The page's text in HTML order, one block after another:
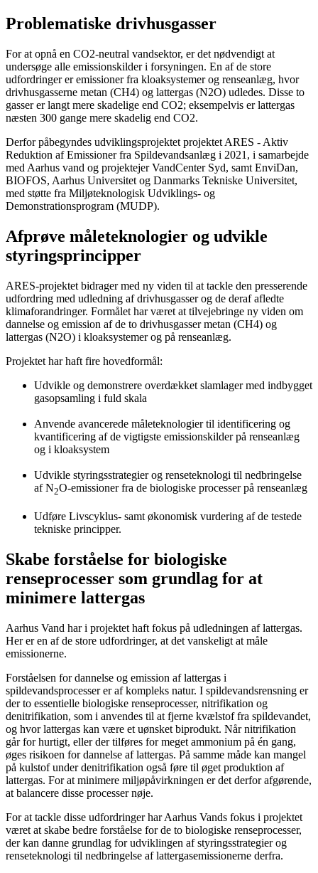
Problematiske drivhusgasser
For at opnå en CO2-neutral vandsektor, er det nødvendigt at
undersøge alle emissionskilder i forsyningen. En af de store
udfordringer er emissioner fra kloaksystemer og renseanlæg, hvor
drivhusgasserne metan (CH4) og lattergas (N2O) udledes. Disse to
gasser er langt mere skadelige end CO2; eksempelvis er lattergas
næsten 300 gange mere skadelig end CO2.
Derfor påbegyndes udviklingsprojektet projektet ARES - Aktiv
Reduktion af Emissioner fra Spildevandsanlæg i 2021, i samarbejde
med Aarhus vand og projektejer VandCenter Syd, samt EnviDan,
BIOFOS, Aarhus Universitet og Danmarks Tekniske Universitet,
med støtte fra Miljøteknologisk Udviklings- og
Demonstrationsprogram (MUDP).
Afprøve måleteknologier og udvikle
styringsprincipper
ARES-projektet bidrager med ny viden til at tackle den presserende
udfordring med udledning af drivhusgasser og de deraf afledte
klimaforandringer. Formålet har været at tilvejebringe ny viden om
dannelse og emission af de to drivhusgasser metan (CH4) og
lattergas (N2O) i kloaksystemer og på renseanlæg.
Projektet har haft fire hovedformål:
Udvikle og demonstrere overdækket slamlager med indbygget
gasopsamling i fuld skala
Anvende avancerede måleteknologier til identificering og
kvantificering af de vigtigste emissionskilder på renseanlæg
og i kloaksystem
Udvikle styringsstrategier og renseteknologi til nedbringelse
af N2O-emissioner fra de biologiske processer på renseanlæg
Udføre Livscyklus- samt økonomisk vurdering af de testede
tekniske principper.
Skabe forståelse for biologiske
renseprocesser som grundlag for at
minimere lattergas
Aarhus Vand har i projektet haft fokus på udledningen af lattergas.
Her er en af de store udfordringer, at det vanskeligt at måle
emissionerne.
Forståelsen for dannelse og emission af lattergas i
spildevandsprocesser er af kompleks natur. I spildevandsrensning er
der to essentielle biologiske renseprocesser, nitrifikation og
denitrifikation, som i anvendes til at fjerne kvælstof fra spildevandet,
og hvor lattergas kan være et uønsket biprodukt. Når nitrifikation
går for hurtigt, eller der tilføres for meget ammonium på én gang,
øges risikoen for dannelse af lattergas. På samme måde kan mangel
på kulstof under denitrifikation også føre til øget produktion af
lattergas. For at minimere miljøpåvirkningen er det derfor afgørende,
at balancere disse processer nøje.
For at tackle disse udfordringer har Aarhus Vands fokus i projektet
været at skabe bedre forståelse for de to biologiske renseprocesser,
der kan danne grundlag for udviklingen af styringsstrategier og
renseteknologi til nedbringelse af lattergasemissionerne derfra.